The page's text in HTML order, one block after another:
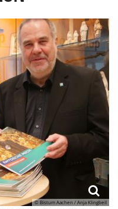
© Bistum Aachen / Anja Klingbeil